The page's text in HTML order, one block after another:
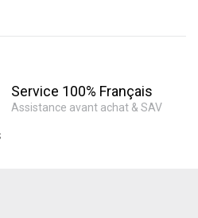
Service 100% Français
Assistance avant achat & SAV